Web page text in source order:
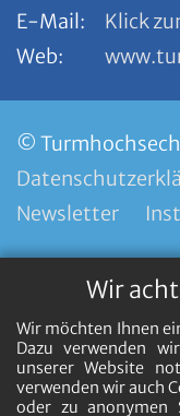
Wir
Wir möchten Ihnen
Dazu verwenden
unserer Website
verwenden wir auch
oder zu anonymen
E-Mail:
Klick
Web:
©
Newsletter